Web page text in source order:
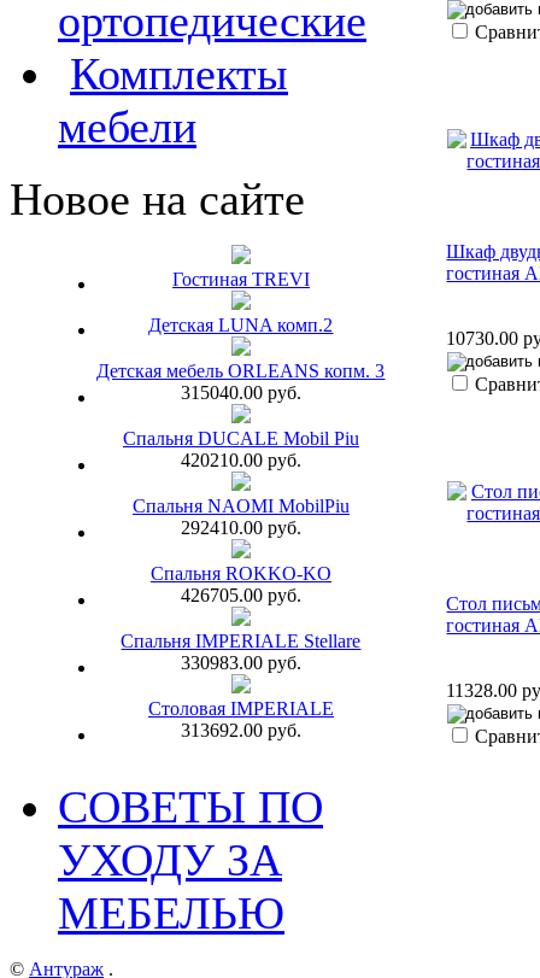
ортопедические
Комплекты
мебели
Новое на сайте
Гостиная TREVI
Детская LUNA комп.2
Детская мебель ORLEANS копм. 3
315040.00 руб.
Спальня DUCALE Mobil Piu
420210.00 руб.
Спальня NAOMI MobilPiu
292410.00 руб.
Спальня ROKKO-KO
426705.00 руб.
Спальня IMPERIALE Stellare
330983.00 руб.
Столовая IMPERIALE
313692.00 руб.
СОВЕТЫ ПО
УХОДУ ЗА
МЕБЕЛЬЮ
Шкаф
гостиная
10730.00
Стол
гостиная
11328.00
© Антураж .